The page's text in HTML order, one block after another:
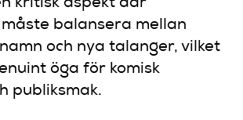
kritisk aspekt där
balansera mellan
och nya talanger, vilket
öga för komisk
publiksmak.